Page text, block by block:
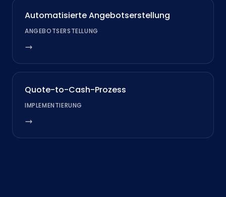
Automatisierte Angebotserstellung
ANGEBOTSERSTELLUNG
Quote-to-Cash-Prozess
IMPLEMENTIERUNG